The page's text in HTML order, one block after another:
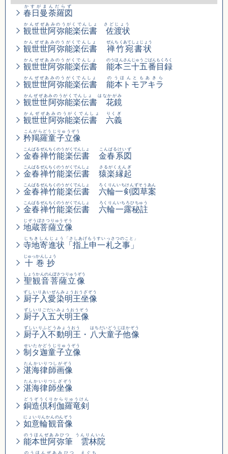
春日曼荼羅図
かすがまんだらず
観世世阿弥能楽伝書 佐渡状
かんぜぜあみのうがくでんしょ さどじょう
観世世阿弥能楽伝書
かんぜぜあみのうがくでんしょ
禅竹宛書状
ぜんちくあてしょじょう
観世世阿弥能楽伝書
かんぜぜあみのうがくでんしょ
能本三十五番目録
のうほんさんじゅうごばんもくろく
観世世阿弥能楽伝書
かんぜぜあみのうがくでんしょ
能本トモアキラ
のうほんともあきら
観世世阿弥能楽伝書 花鏡
かんぜぜあみのうがくでんしょ はなかがみ
観世世阿弥能楽伝書 六義
かんぜぜあみのうがくでんしょ りくぎ
矜羯羅童子立像
こんがらどうじりゅうぞう
金春禅竹能楽伝書
こんぱるぜんちくのうがくでんしょ
金春系図
こんぱるけいず
金春禅竹能楽伝書
こんぱるぜんちくのうがくでんしょ
猿楽縁起
さるがくえんぎ
金春禅竹能楽伝書
こんぱるぜんちくのうがくでんしょ
六輪一剣図草案
ろくりんいちけんずそうあん
金春禅竹能楽伝書
こんぱるぜんちくのうがくでんしょ
六輪一露秘註
ろくりんいちろひちゅう
地蔵菩薩立像
じぞうぼさつりゅうぞう
寺地寄進状
じちきしんじょう
「指上申一札之事」
「さしあげもうすいっさつのこと」
十巻抄
じゅっかんしょう
聖観音菩薩立像
しょうかんのんぼさつりゅうぞう
厨子入愛染明王坐像
ずしいりあいぜんみょうおうざぞう
厨子入五大明王像
ずしいりごだいみょうおうぞう
厨子入不動明王
ずしいりふどうみょうおう
・ 八大童子他像
はちだいどうじほかぞう
制タ迦童子立像
せいたかどうじりゅうぞう
湛海律師画像
たんかいりつしがぞう
湛海律師坐像
たんかいりつしざぞう
銅造倶利伽羅竜剣
どうぞうくりからりゅうけん
如意輪観音像
にょいりんかんのんぞう
能本世阿弥筆 雲林院
のうほんぜあみひつ うんりんいん
のうほんぜあみひつ えぐち